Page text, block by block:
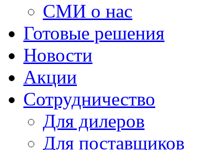
СМИ о нас
Готовые решения
Новости
Акции
Сотрудничество
Для дилеров
Для поставщиков